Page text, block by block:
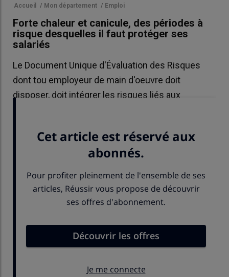
Accueil / Mon département / Emploi
Forte chaleur et canicule, des périodes à
risque desquelles il faut protéger ses
salariés
Le Document Unique d'Évaluation des Risques
dont tou employeur de main d'oeuvre doit
disposer, doit intégrer les risques liés aux